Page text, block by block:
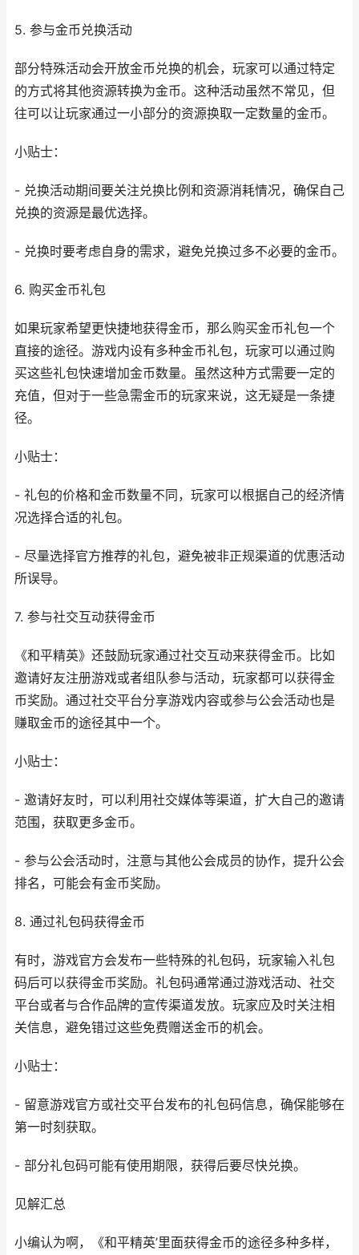
5. 参与金币兑换活动
部分特殊活动会开放金币兑换的机会，玩家可以通过特定
的方式将其他资源转换为金币。这种活动虽然不常见，但
往可以让玩家通过一小部分的资源换取一定数量的金币。
小贴士：
- 兑换活动期间要关注兑换比例和资源消耗情况，确保自己
兑换的资源是最优选择。
- 兑换时要考虑自身的需求，避免兑换过多不必要的金币。
6. 购买金币礼包
如果玩家希望更快捷地获得金币，那么购买金币礼包一个
直接的途径。游戏内设有多种金币礼包，玩家可以通过购
买这些礼包快速增加金币数量。虽然这种方式需要一定的
充值，但对于一些急需金币的玩家来说，这无疑是一条捷
径。
小贴士：
- 礼包的价格和金币数量不同，玩家可以根据自己的经济情
况选择合适的礼包。
- 尽量选择官方推荐的礼包，避免被非正规渠道的优惠活动
所误导。
7. 参与社交互动获得金币
《和平精英》还鼓励玩家通过社交互动来获得金币。比如
邀请好友注册游戏或者组队参与活动，玩家都可以获得金
币奖励。通过社交平台分享游戏内容或参与公会活动也是
赚取金币的途径其中一个。
小贴士：
- 邀请好友时，可以利用社交媒体等渠道，扩大自己的邀请
范围，获取更多金币。
- 参与公会活动时，注意与其他公会成员的协作，提升公会
排名，可能会有金币奖励。
8. 通过礼包码获得金币
有时，游戏官方会发布一些特殊的礼包码，玩家输入礼包
码后可以获得金币奖励。礼包码通常通过游戏活动、社交
平台或者与合作品牌的宣传渠道发放。玩家应及时关注相
关信息，避免错过这些免费赠送金币的机会。
小贴士：
- 留意游戏官方或社交平台发布的礼包码信息，确保能够在
第一时刻获取。
- 部分礼包码可能有使用期限，获得后要尽快兑换。
见解汇总
小编认为啊，《和平精英’里面获得金币的途径多种多样，